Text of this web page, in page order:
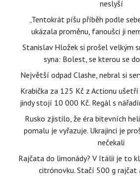
neslyší
„Tentokrát píšu příběh podle
ukázala proměnu, fanoušci ji
Stanislav Hložek si prošel velkým
syna: Bolest, se kterou se
Největší odpad Clashe, nebral si
Krabička za 125 Kč z Actionu
jindy stojí 10 000 Kč. Regál s
Rusko zjistilo, že éra bitevních
pomalu je vyřazuje. Ukrajinci je
nečekali
Rajčata do limonády? V Itálii je to
citrónovku. Stačí 500 g rajčat